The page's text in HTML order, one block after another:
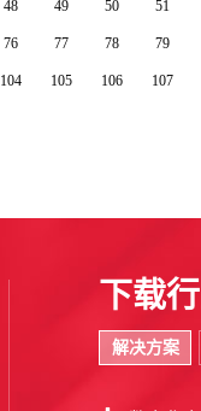
48 49 50 51
76 77 78 79
104 105 106 107
下载
解决方案